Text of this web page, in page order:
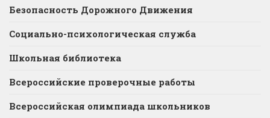
Безопасность Дорожного Движения
Социально-психологическая служба
Школьная библиотека
Всероссийские проверочные работы
Всероссийская олимпиада школьников